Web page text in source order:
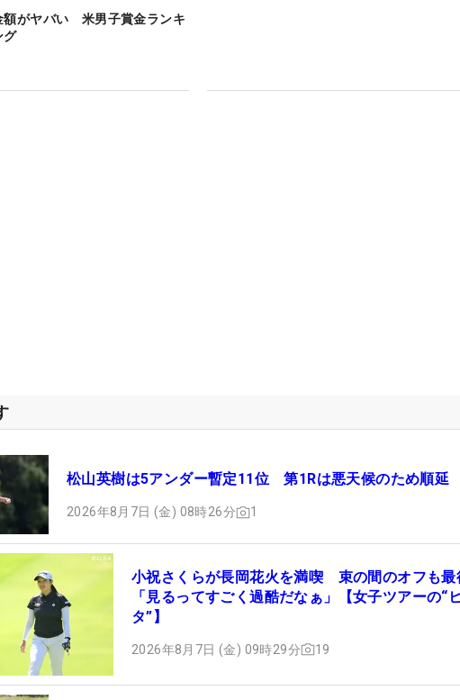
額がヤバい 米男子賞金ランキ
グ
松山英樹は5アンダー暫定11位 第1Rは悪天候のため順延
2026年8月7日 (金) 08時26分 1
小祝さくらが長岡花火を満喫 束の間のオフも最
「見るってすごく過酷だなぁ」【女子ツアーの“
タ”】
2026年8月7日 (金) 09時29分 19